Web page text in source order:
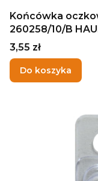
Końcówka
260258/10/B
Cena
3,55 zł
Do koszyka